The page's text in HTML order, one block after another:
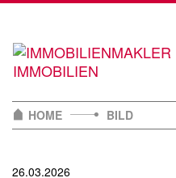
content
HOME
BILD
26.03.2026